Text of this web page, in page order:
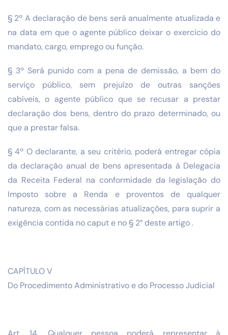
§ 2º A declaração de bens será anualmente atualizada e
na data em que o agente público deixar o exercício do
mandato, cargo, emprego ou função.
§ 3º Será punido com a pena de demissão, a bem do
serviço público, sem prejuízo de outras sanções
cabíveis, o agente público que se recusar a prestar
declaração dos bens, dentro do prazo determinado, ou
que a prestar falsa.
§ 4º O declarante, a seu critério, poderá entregar cópia
da declaração anual de bens apresentada à Delegacia
da Receita Federal na conformidade da legislação do
Imposto sobre a Renda e proventos de qualquer
natureza, com as necessárias atualizações, para suprir a
exigência contida no caput e no § 2° deste artigo .
CAPÍTULO V
Do Procedimento Administrativo e do Processo Judicial